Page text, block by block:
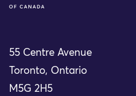
55 Centre Avenue
Toronto, Ontario
M5G 2H5